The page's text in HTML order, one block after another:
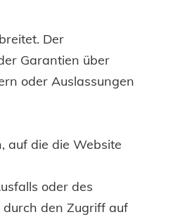
Der
Garantien über
oder Auslassungen
auf die die Website
oder des
den Zugriff auf